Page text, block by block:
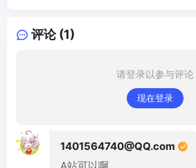
评论 (1)
请登录以参与评论
现在登录
1401564740@QQ.com